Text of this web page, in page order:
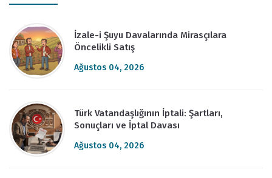
İzale-i Şuyu Davalarında Mirasçılara
Öncelikli Satış
Ağustos 04, 2026
Türk Vatandaşlığının İptali: Şartları,
Sonuçları ve İptal Davası
Ağustos 04, 2026